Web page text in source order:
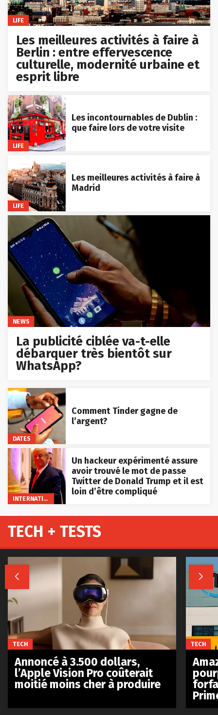
LIFE
Les meilleures activités à faire à
Berlin : entre effervescence
culturelle, modernité urbaine et
esprit libre
LIFE
Les incontournables de Dublin :
que faire lors de votre visite
LIFE
Les meilleures activités à faire à
Madrid
NEWS
La publicité ciblée va-t-elle
débarquer très bientôt sur
WhatsApp?
DATES
Comment Tinder gagne de
l’argent?
INTERNATIONAL
Un hackeur expérimenté assure
avoir trouvé le mot de passe
Twitter de Donald Trump et il est
loin d’être compliqué
TECH + TESTS
 
TECH
Annoncé à 3.500 dollars,
l’Apple Vision Pro coûterait
moitié moins cher à produire
TECH